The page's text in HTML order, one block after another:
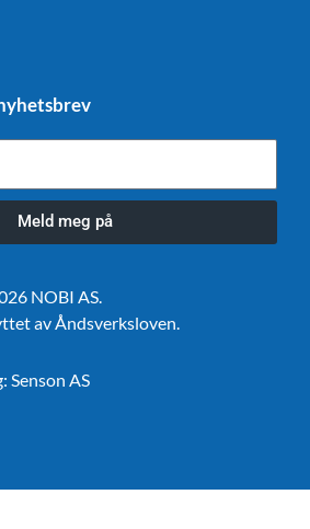
Meld meg på
NOBI AS.
av Åndsverksloven.
Senson AS